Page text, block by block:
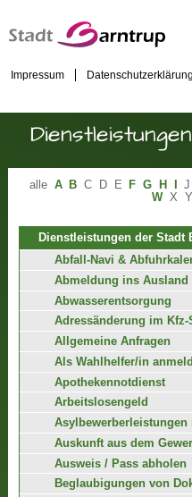
Impressum Datenschutzerklärung
alle A B C D E F G H J
W X Y
Dienstleistungen der Stadt
Abfall-Navi &
Abmeldung ins Ausland
Abwasserentsorgung
Adressänderung im Kfz-
Allgemeine Anfragen
Als Wahlhelfer/in
Apothekennotdienst
Arbeitslosengeld
Asylbewerberleistungen
Auskunft aus dem
Ausweis / Pass abholen
Beglaubigungen von